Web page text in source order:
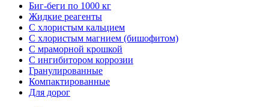
Биг-беги по 1000 кг
Жидкие реагенты
С хлористым кальцием
С хлористым магнием (бишофитом)
С мраморной крошкой
С ингибитором коррозии
Гранулированные
Компактированные
Для дорог